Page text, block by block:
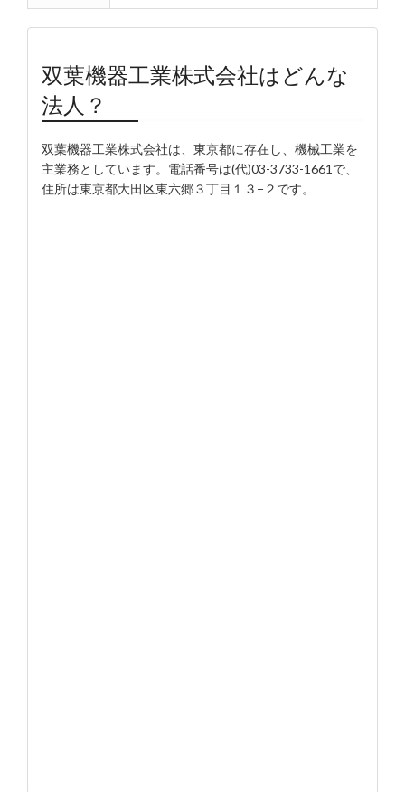
双葉機器工業株式会社はどんな
法人？
双葉機器工業株式会社は、東京都に存在し、機械工業を
主業務としています。電話番号は(代)03-3733-1661で、
住所は東京都大田区東六郷３丁目１３−２です。